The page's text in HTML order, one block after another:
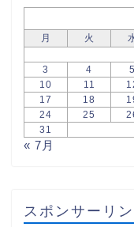
月
火
3
4 5
10
11
17
18
24
25
31
« 7月
スポンサーリン